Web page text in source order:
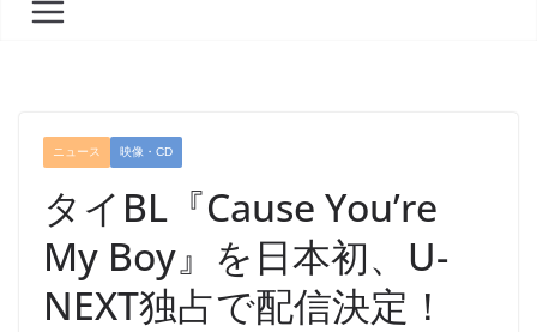
ニュース 映像・CD
タイBL『Cause You’re
My Boy』を日本初、U-
NEXT独占で配信決定！